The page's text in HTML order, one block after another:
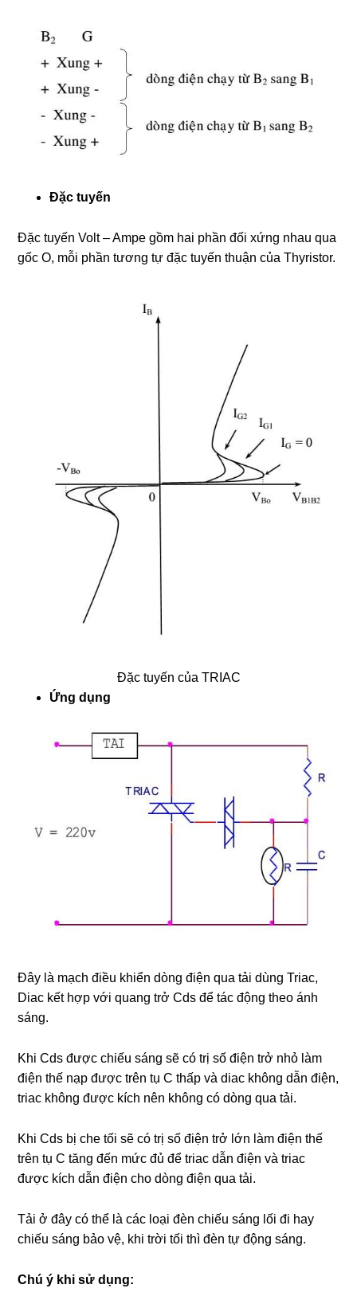
Đặc tuyến
Đặc tuyến Volt – Ampe gồm hai phần đối xứng nhau qua
gốc O, mỗi phần tương tự đặc tuyến thuận của Thyristor.
Đặc tuyến của TRIAC
Ứng dụng
Đây là mạch điều khiển dòng điện qua tải dùng Triac,
Diac kết hợp với quang trở Cds để tác động theo ánh
sáng.
Khi Cds được chiếu sáng sẽ có trị số điện trở nhỏ làm
điện thế nạp được trên tụ C thấp và diac không dẫn điện,
triac không được kích nên không có dòng qua tải.
Khi Cds bị che tối sẽ có trị số điện trở lớn làm điện thế
trên tụ C tăng đến mức đủ để triac dẫn điện và triac
được kích dẫn điện cho dòng điện qua tải.
Tải ở đây có thể là các loại đèn chiếu sáng lối đi hay
chiếu sáng bảo vệ, khi trời tối thì đèn tự động sáng.
Chú ý khi sử dụng: